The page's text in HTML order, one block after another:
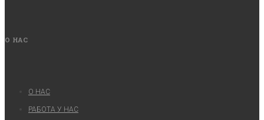
О НАС
О НАС
РАБОТА У НАС